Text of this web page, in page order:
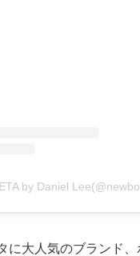
に大人気のブランド、